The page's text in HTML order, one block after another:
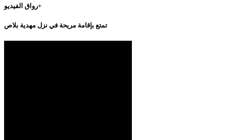
رواق الفيديو+
تمتع بإقامة مريحة في نزل مهدية بلاص